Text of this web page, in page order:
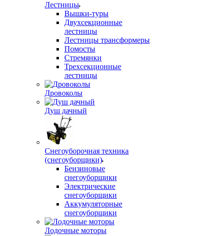
Лестницы
Вышки-туры
Двухсекционные
лестницы
Лестницы трансформеры
Помосты
Стремянки
Трехсекционные
лестницы
Дровоколы
Душ дачный
Снегоуборочная техника
(снегоуборщики)
Бензиновые
снегоуборщики
Электрические
снегоуборщики
Аккумуляторные
снегоуборщики
Лодочные моторы